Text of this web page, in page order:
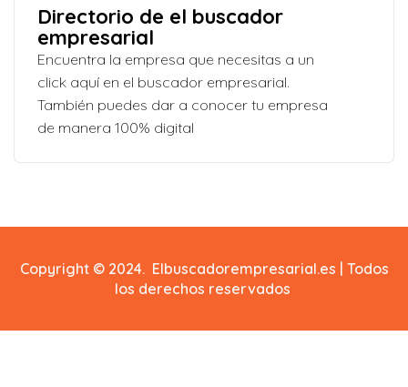
Directorio de el buscador
empresarial
Encuentra la empresa que necesitas a un
click aquí en el buscador empresarial.
También puedes dar a conocer tu empresa
de manera 100% digital
Copyright © 2024. Elbuscadorempresarial.es | Todos
los derechos reservados